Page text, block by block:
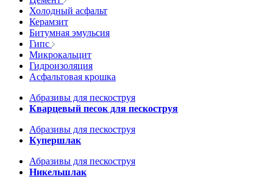
Холодный асфальт
Керамзит
Битумная эмульсия
Гипс
Микрокальцит
Гидроизоляция
Асфальтовая крошка
Абразивы для пескоструя
Кварцевый песок для пескоструя
Абразивы для пескоструя
Купершлак
Абразивы для пескоструя
Никельшлак